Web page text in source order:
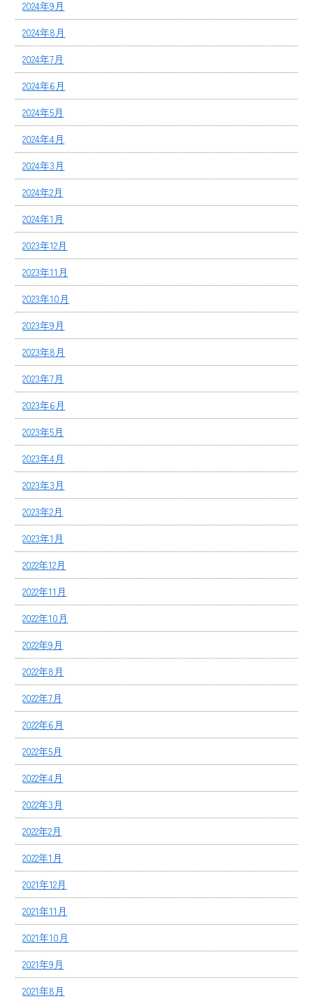
2024年9月
2024年8月
2024年7月
2024年6月
2024年5月
2024年4月
2024年3月
2024年2月
2024年1月
2023年12月
2023年11月
2023年10月
2023年9月
2023年8月
2023年7月
2023年6月
2023年5月
2023年4月
2023年3月
2023年2月
2023年1月
2022年12月
2022年11月
2022年10月
2022年9月
2022年8月
2022年7月
2022年6月
2022年5月
2022年4月
2022年3月
2022年2月
2022年1月
2021年12月
2021年11月
2021年10月
2021年9月
2021年8月